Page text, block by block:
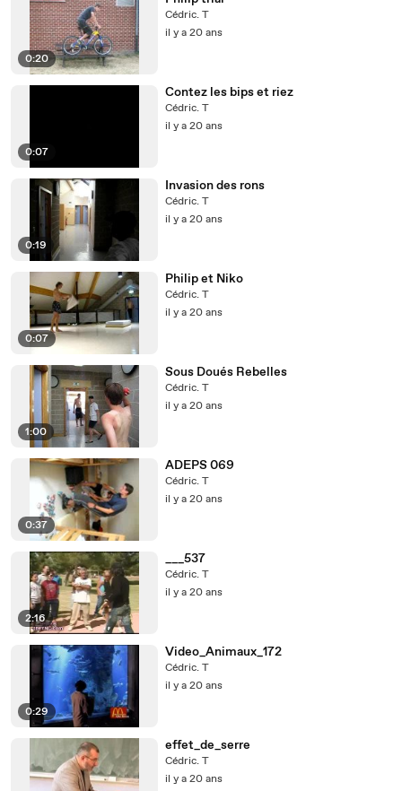
0:20
Cédric. T
il y a 20 ans
0:07
Contez les bips et riez
Cédric. T
il y a 20 ans
0:19
Invasion des rons
Cédric. T
il y a 20 ans
0:07
Philip et Niko
Cédric. T
il y a 20 ans
1:00
Sous Doués Rebelles
Cédric. T
il y a 20 ans
0:37
ADEPS 069
Cédric. T
il y a 20 ans
2:16
___537
Cédric. T
il y a 20 ans
0:29
Video_Animaux_172
Cédric. T
il y a 20 ans
effet_de_serre
Cédric. T
il y a 20 ans